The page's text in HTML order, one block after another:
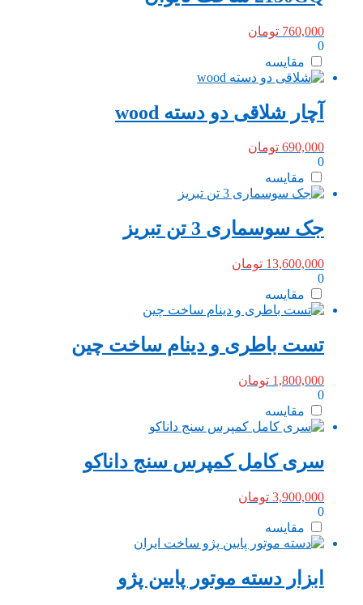
760,000 تومان
0
مقایسه
آچار شلاقی دو دسته wood
690,000 تومان
0
مقایسه
جک سوسماری 3 تن تبریز
13,600,000 تومان
0
مقایسه
تست باطری و دینام ساخت چین
1,800,000 تومان
0
مقایسه
سری کامل کمپرس سنج داناکو
3,900,000 تومان
0
مقایسه
ابزار دسته موتور پایین پژو